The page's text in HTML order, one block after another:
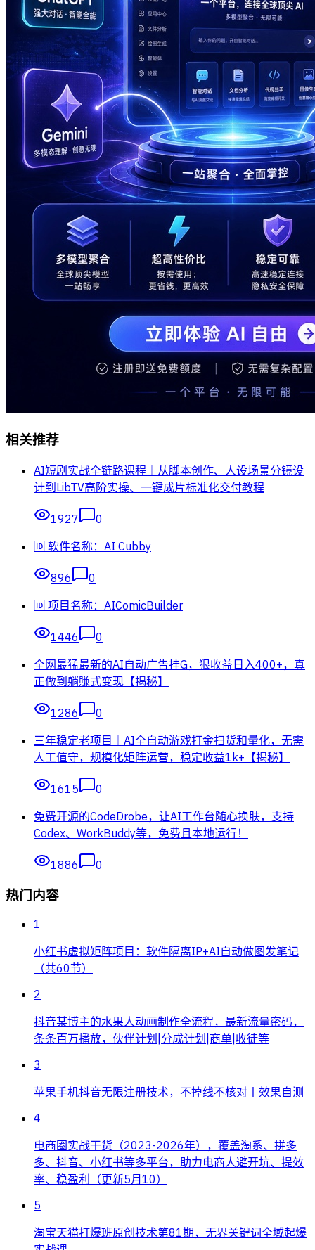
相关推荐
AI短剧实战全链路课程｜从脚本创作、人设场景分镜设
计到LibTV高阶实操、一键成片标准化交付教程
1927
0
🆔 软件名称：AI Cubby
896
0
🆔 项目名称：AIComicBuilder
1446
0
全网最猛最新的AI自动广告挂G，狠收益日入400+，真
正做到躺賺式变现【揭秘】
1286
0
三年稳定老项目｜AI全自动游戏打金扫货和量化，无需
人工值守，规模化矩阵运营，稳定收益1k+【揭秘】
1615
0
免费开源的CodeDrobe，让AI工作台随心换肤，支持
Codex、WorkBuddy等，免费且本地运行！
1886 0
热门内容
1
小红书虚拟矩阵项目：软件隔离IP+AI自动做图发笔记
（共60节）
2
抖音某博主的水果人动画制作全流程，最新流量密码，
条条百万播放，伙伴计划|分成计划|商单|收徒等
3
苹果手机抖音无限注册技术，不掉线不核对丨效果自测
4
电商圈实战干货（2023-2026年），覆盖淘系、拼多
多、抖音、小红书等多平台，助力电商人避开坑、提效
率、稳盈利（更新5月10）
5
淘宝天猫打爆班原创技术第81期，无界关键词全域起爆